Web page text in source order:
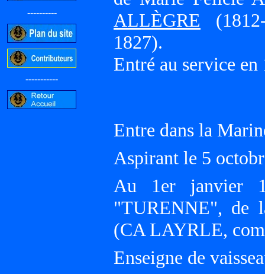
----------
-----------
ALLÈGRE
1827).
Entré au service en
Entre dans la
Aspirant le 5
Au 1er janvier
"TURENNE", de
(CA LAYRLE,
Enseigne de